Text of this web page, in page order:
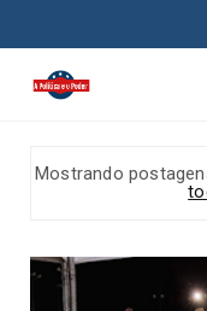
Mostrando